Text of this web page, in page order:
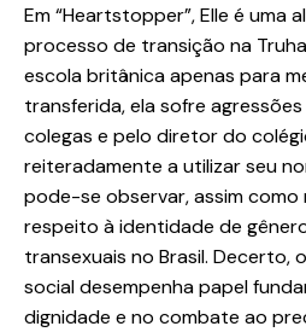
Em “Heartstopper”, Elle é uma
processo de transição na
escola britânica apenas para
transferida, ela sofre
colegas e pelo diretor do
reiteradamente a utilizar seu
pode-se observar, assim como
respeito à identidade de
transexuais no Brasil. Decerto,
social desempenha papel
dignidade e no combate ao